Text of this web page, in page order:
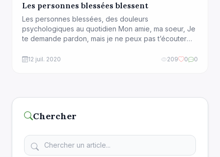
Les personnes blessées blessent
Les personnes blessées, des douleurs
psychologiques au quotidien Mon amie, ma soeur, Je
te demande pardon, mais je ne peux pas t’écouter
en colère et agressive, Ne me rejettes pas, parce
12 juil. 2020 209 0 0
Chercher